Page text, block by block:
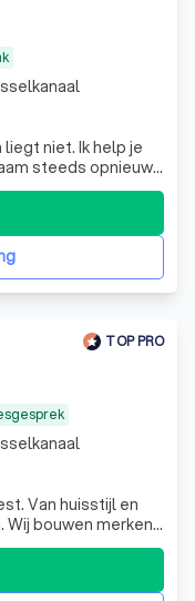
reviews.
in
inniet. Ik help je
echte oorzaak te
de klacht te
&
TOP PRO
Van huisstijl en
bouwen merken,
zijn jouw